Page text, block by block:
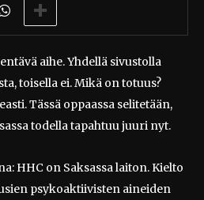
aihe. Yhdellä sivustolla
toisella ei. Mikä on totuus?
Tässä oppaassa selitetään,
todella tapahtuu juuri nyt.
HHC on Saksassa laiton. Kielto
psykoaktiivisten aineiden